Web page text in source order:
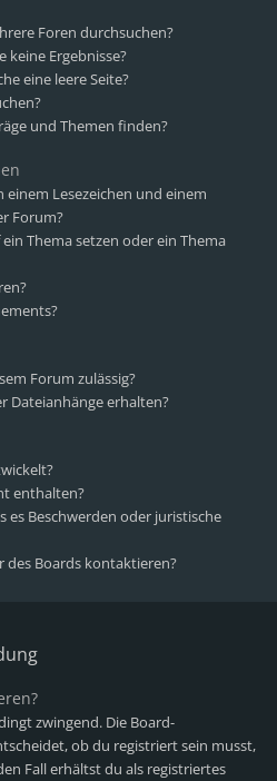
Foren durchsuchen?
keine Ergebnisse?
eine leere Seite?
und Themen finden?
einem Lesezeichen und einem
Forum?
Thema setzen oder ein Thema
Forum zulässig?
Dateianhänge erhalten?
enthalten?
es Beschwerden oder juristische
Boards kontaktieren?
zwingend. Die Board-
ob du registriert sein musst,
Fall erhältst du als registriertes